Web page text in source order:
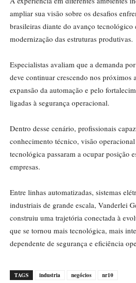
ampliar sua visão sobre os desafios
brasileiras diante do avanço tecnológico
modernização das estruturas produtivas.
Especialistas avaliam que a demanda
deve continuar crescendo nos próximos
expansão da automação e pelo
ligadas à segurança operacional.
Dentro desse cenário, profissionais
conhecimento técnico, visão operacional
tecnológica passaram a ocupar posição
empresas.
Entre linhas automatizadas, sistemas
industriais de grande escala, Vanderlei
construiu uma trajetória conectada à
que se tornou mais tecnológica, mais
dependente de segurança e eficiência
TAGS industria negócios nr10